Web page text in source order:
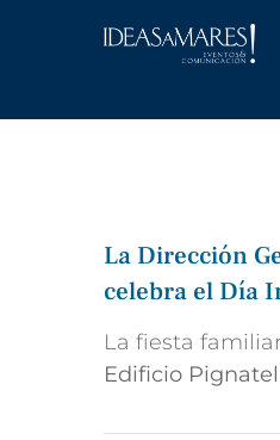
La Dirección
celebra el Día
La fiesta
Edificio